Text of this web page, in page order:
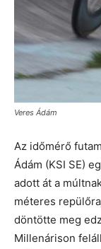
Veres Ádám
Az időmérő
Ádám (KSI SE)
adott át a
méteres
döntötte meg
Millenárison